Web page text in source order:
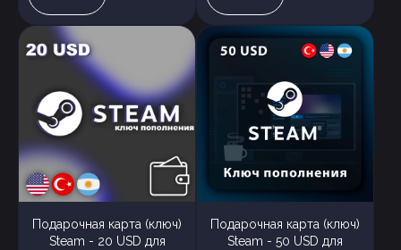
Подарочная карта (ключ)
Steam - 20 USD для
Подарочная карта (ключ)
Steam - 50 USD для